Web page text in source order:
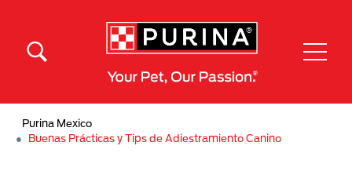
Purina Mexico
Buenas Prácticas y Tips de Adiestramiento Canino